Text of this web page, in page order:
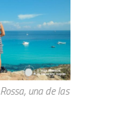
una de las